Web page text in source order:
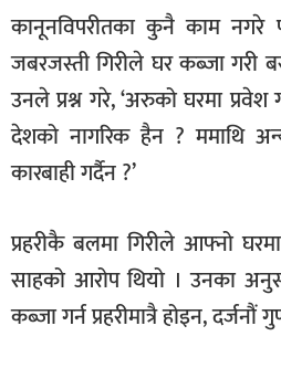
कानूनविपरीतका कुनै काम नगरे
जबरजस्ती गिरीले घर कब्जा गरी
उनले प्रश्न गरे, ‘अरुको घरमा
देशको नागरिक हैन ? ममाथि
कारबाही गर्दैन ?’
प्रहरीकै बलमा गिरीले आफ्नो
साहको आरोप थियो । उनका
कब्जा गर्न प्रहरीमात्रै होइन,